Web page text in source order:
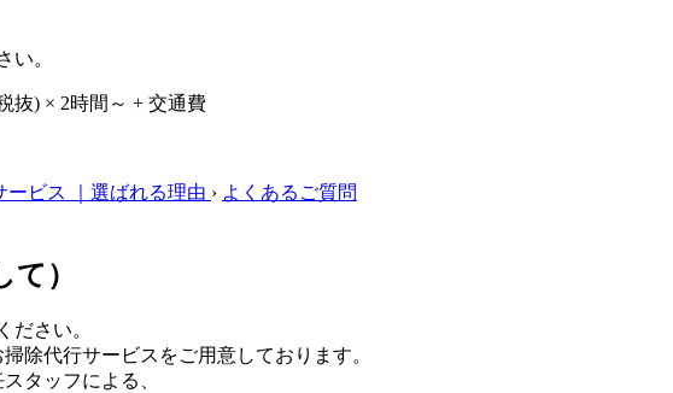
い。
抜) × 2時間～ + 交通費
ビス ｜選ばれる理由 › よくあるご質問
て）
ださい。
除代行サービスをご用意しております。
タッフによる、